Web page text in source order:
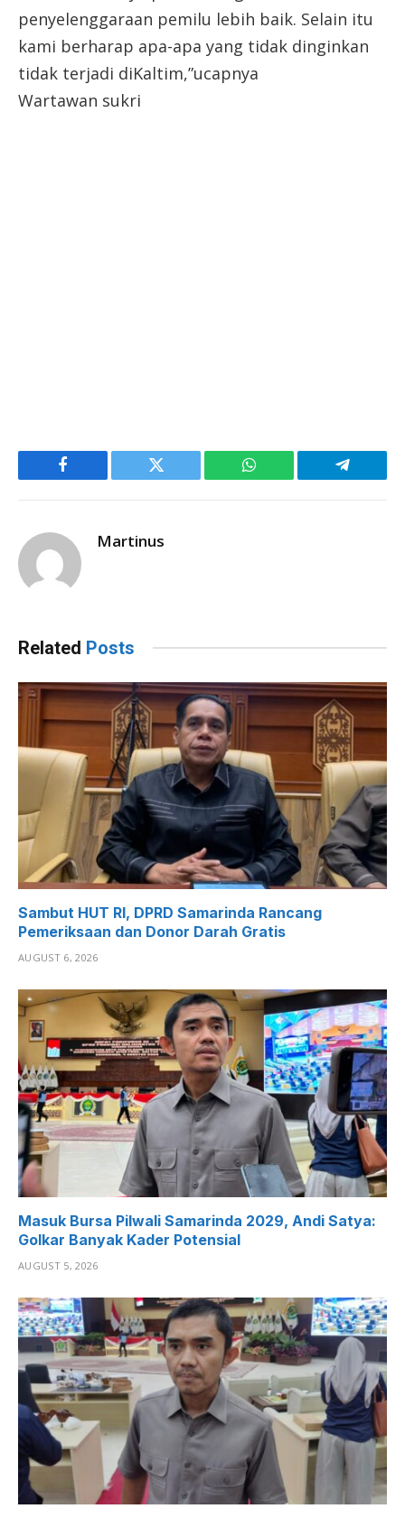
penyelenggaraan pemilu lebih baik. Selain itu
kami berharap apa-apa yang tidak dinginkan
tidak terjadi diKaltim,”ucapnya
Wartawan sukri
Facebook Twitter WhatsApp Telegram
Martinus
Related Posts
Sambut HUT RI, DPRD Samarinda Rancang
Pemeriksaan dan Donor Darah Gratis
AUGUST 6, 2026
Masuk Bursa Pilwali Samarinda 2029, Andi Satya:
Golkar Banyak Kader Potensial
AUGUST 5, 2026